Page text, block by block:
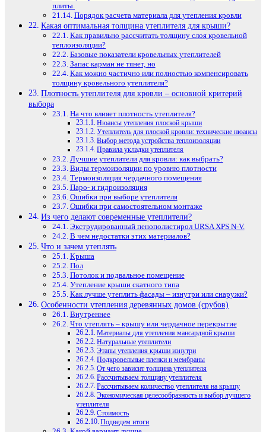
плиты.
Порядок расчета материала для утепления кровли
Какая оптимальная толщина утеплителя для крыши?
Как правильно рассчитать толщину слоя кровельной
теплоизоляции?
Базовые показатели кровельных утеплителей
Запас карман не тянет, но
Как можно частично или полностью компенсировать
толщину кровельного утеплителя?
Плотность утеплителя для кровли – основной критерий
выбора
На что влияет плотность утеплителя?
Нюансы утепления плоской крыши
Утеплитель для плоской кровли: технические нюансы
Выбор метода устройства теплоизоляции
Правила укладки утеплителя
Лучшие утеплители для кровли: как выбрать?
Виды термоизоляции по уровню плотности
Термоизоляция чердачного помещения
Паро- и гидроизоляция
Ошибки при выборе утеплителя
Ошибки при самостоятельном монтаже
Из чего делают современные утеплители?
Экструдированный пенополистирол URSA XPS N-V.
В чем недостатки этих материалов?
Что и зачем утеплять
Крыша
Пол
Потолок и подвальное помещение
Утепление крыши скатного типа
Как лучше утеплить фасады – изнутри или снаружи?
Особенности утепления деревянных домов (срубов)
Внутреннее
Что утеплять – крышу или чердачное перекрытие
Материалы для утепления мансардной крыши
Натуральные утеплители
Этапы утепления крыши изнутри
Подкровельные пленки и мембраны
От чего зависит толщина утеплителя
Рассчитываем толщину утеплителя
Рассчитываем количество утеплителя на крышу
Экономическая целесообразность и выбор лучшего
утеплителя
Стоимость
Подведем итоги